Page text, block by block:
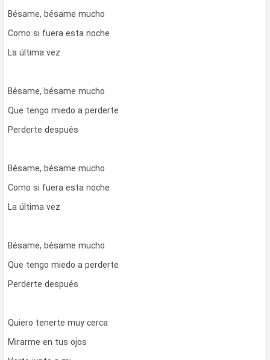
Bésame, bésame mucho
Como si fuera esta noche
La última vez
Bésame, bésame mucho
Que tengo miedo a perderte
Perderte después
Bésame, bésame mucho
Como si fuera esta noche
La última vez
Bésame, bésame mucho
Que tengo miedo a perderte
Perderte después
Quiero tenerte muy cerca
Mirarme en tus ojos